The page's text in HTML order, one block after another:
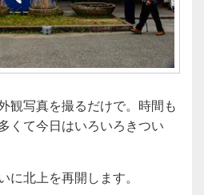
観写真を撮るだけで。時間も
くて今日はいろいろきつい
に北上を再開します。